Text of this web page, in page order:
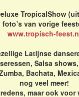
TropicalShow
foto’s van vorige
www.tropisch-
Latijnse
Salsa
Bachata,
nog veel meer!
maar ook voor